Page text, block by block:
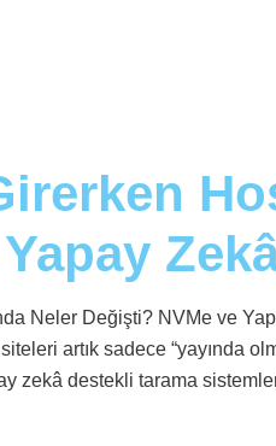
Neler Değişti? NVMe ve
siteleri artık sadece “yayında
zekâ destekli tarama